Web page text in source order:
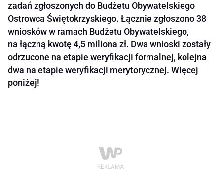
zadań zgłoszonych do Budżetu Obywatelskiego
Ostrowca Świętokrzyskiego. Łącznie zgłoszono 38
wniosków w ramach Budżetu Obywatelskiego,
na łączną kwotę 4,5 miliona zł. Dwa wnioski zostały
odrzucone na etapie weryfikacji formalnej, kolejna
dwa na etapie weryfikacji merytorycznej. Więcej
poniżej!